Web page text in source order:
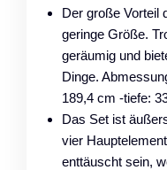
Der große Vorteil
geringe Größe.
geräumig und
Dinge.
189,4 cm -tiefe:
Das Set ist
vier
enttäuscht sein,